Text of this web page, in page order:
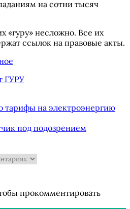
на сотни тысяч
«гуру» несложно. Все их
ссылок на правовые акты.
ГУРУ
тарифы на электроэнергию
под подозрением
прокомментировать